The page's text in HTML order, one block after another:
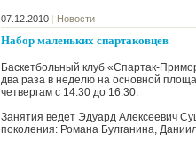
07.12.2010 | Новости
Набор маленьких спартаковцев
Баскетбольный клуб «Спартак-
два раза в неделю на основной
четвергам с 14.30 до 16.30.
Занятия ведет Эдуард Алексеевич
поколения: Романа Булганина,